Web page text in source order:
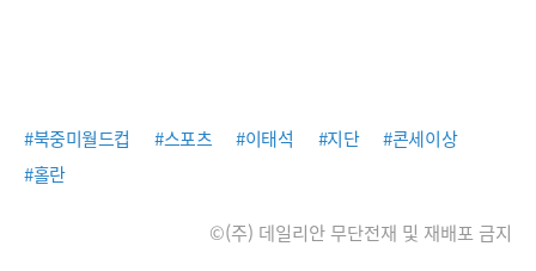
#북중미월드컵 #스포츠 #이태석 #지단
#콘세이상
#홀란
©(주) 데일리안 무단전재 및 재배포 금지